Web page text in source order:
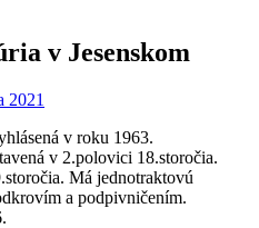
v Jesenskom
2021
v roku 1963.
v 2.polovici 18.storočia.
Má jednotraktovú
a podpivničením.